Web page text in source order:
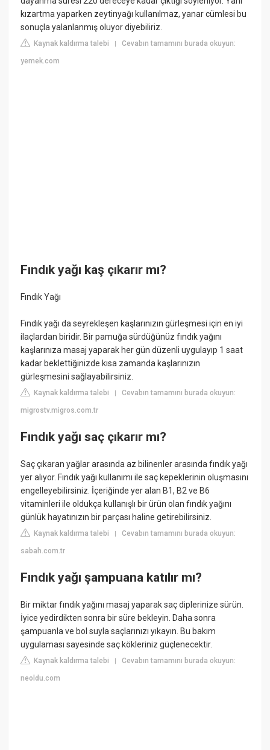
kızartma yaparken zeytinyağı kullanılmaz, yanar cümlesi bu
sonuçla yalanlanmış oluyor diyebiliriz.
Kaynak kaldırma talebi |Cevabın tamamını burada okuyun:
yemek.com
Fındık yağı kaş çıkarır mı?
Fındık Yağı
Fındık yağı da seyrekleşen kaşlarınızın gürleşmesi için en iyi
ilaçlardan biridir. Bir pamuğa sürdüğünüz fındık yağını
kaşlarınıza masaj yaparak her gün düzenli uygulayıp 1 saat
kadar beklettiğinizde kısa zamanda kaşlarınızın
gürleşmesini sağlayabilirsiniz.
Kaynak kaldırma talebi |Cevabın tamamını burada okuyun:
migrostv.migros.com.tr
Fındık yağı saç çıkarır mı?
Saç çıkaran yağlar arasında az bilinenler arasında fındık yağı
yer alıyor. Fındık yağı kullanımı ile saç kepeklerinin oluşmasını
engelleyebilirsiniz. İçeriğinde yer alan B1, B2 ve B6
vitaminleri ile oldukça kullanışlı bir ürün olan fındık yağını
günlük hayatınızın bir parçası haline getirebilirsiniz.
Kaynak kaldırma talebi |Cevabın tamamını burada okuyun:
sabah.com.tr
Fındık yağı şampuana katılır mı?
Bir miktar fındık yağını masaj yaparak saç diplerinize sürün.
İyice yedirdikten sonra bir süre bekleyin. Daha sonra
şampuanla ve bol suyla saçlarınızı yıkayın. Bu bakım
uygulaması sayesinde saç kökleriniz güçlenecektir.
Kaynak kaldırma talebi |Cevabın tamamını burada okuyun:
neoldu.com